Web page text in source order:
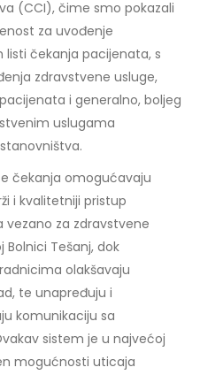
(CCI), čime smo pokazali
za uvođenje
listi čekanja pacijenata, s
zdravstvene usluge,
i generalno, boljeg
uslugama
čekanja omogućavaju
i kvalitetniji pristup
za zdravstvene
Bolnici Tešanj, dok
olakšavaju
te unapređuju i
komunikaciju sa
sistem je u najvećoj
mogućnosti uticaja